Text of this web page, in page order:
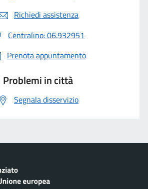
Richiedi assistenza
Centralino: 06.932951
Prenota appuntamento
Problemi in città
Segnala disservizio